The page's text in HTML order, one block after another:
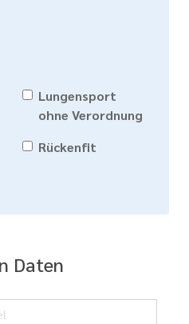
Lungensport
ohne Verordnung
Rückenfit
Daten